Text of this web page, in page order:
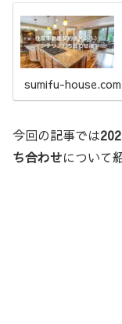
sumifu-house.com
今回の記事では
ち合わせについて